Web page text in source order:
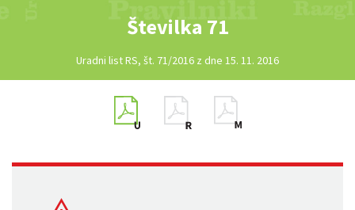
Številka 71
Uradni list RS, št. 71/2016 z dne 15. 11. 2016